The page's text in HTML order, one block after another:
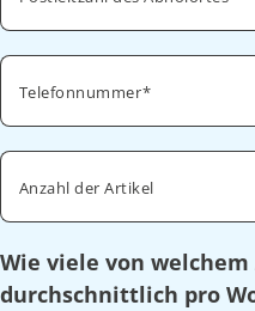
Telefonnummer
Anzahl der Artikel
Wie viele von
durchschnittlich pro